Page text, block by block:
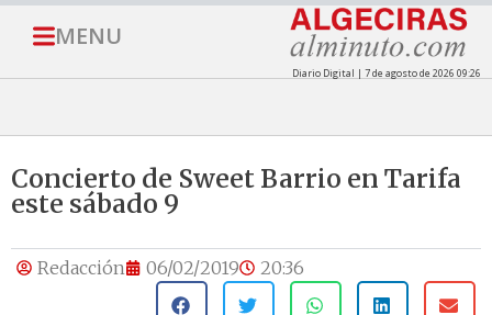
MENU
Diario Digital | 7 de agosto de 2026 09:26
Concierto de Sweet Barrio en Tarifa
este sábado 9
Redacción 06/02/2019 20:36